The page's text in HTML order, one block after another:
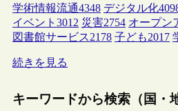
学術情報流通4348 デジタル化
イベント 3012 災害2754 オープン
図書館サービス2178 子ども2017
続きを見る
キーワードから検索（国・